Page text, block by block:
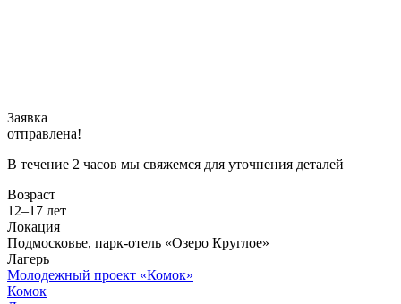
Заявка
отправлена!
В течение 2 часов мы свяжемся для уточнения деталей
Возраст
12–17 лет
Локация
Подмосковье, парк-отель «Озеро Круглое»
Лагерь
Молодежный проект «Комок»
Комок